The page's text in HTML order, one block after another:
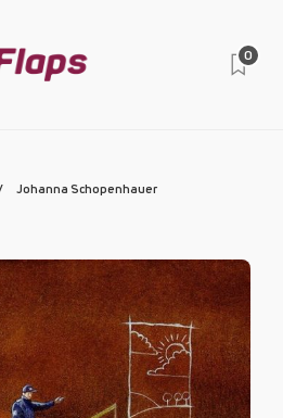
0
Johanna Schopenhauer